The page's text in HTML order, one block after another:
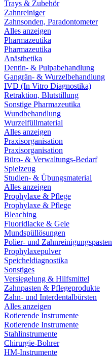
Trays & Zubehör
Zahnreiniger
Zahnsonden, Paradontometer
Alles anzeigen
Pharmazeutika
Pharmazeutika
Anästhetika
Dentin- & Pulpabehandlung
Gangrän- & Wurzelbehandlung
IVD (In Vitro Diagnostika)
Retraktion, Blutstillung
Sonstige Pharmazeutika
Wundbehandlung
Wurzelfüllmaterial
Alles anzeigen
Praxisorganisation
Praxisorganisation
Büro- & Verwaltungs-Bedarf
Spielzeug
Studien- & Übungsmaterial
Alles anzeigen
Prophylaxe & Pflege
Prophylaxe & Pflege
Bleaching
Fluoridlacke & Gele
Mundspüllösungen
Polier- und Zahnreinigungspasten
Prophylaxepulver
Speicheldiagnostika
Sonstiges
Versiegelung & Hilfsmittel
Zahnpasten & Pflegeprodukte
Zahn- und Interdentalbürsten
Alles anzeigen
Rotierende Instrumente
Rotierende Instrumente
Stahlinstrumente
Chirurgie-Bohrer
HM-Instrumente